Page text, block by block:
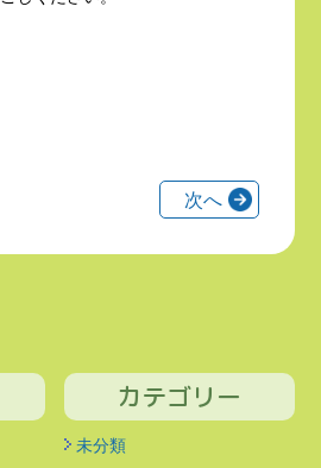
次へ
カテゴリー
未分類